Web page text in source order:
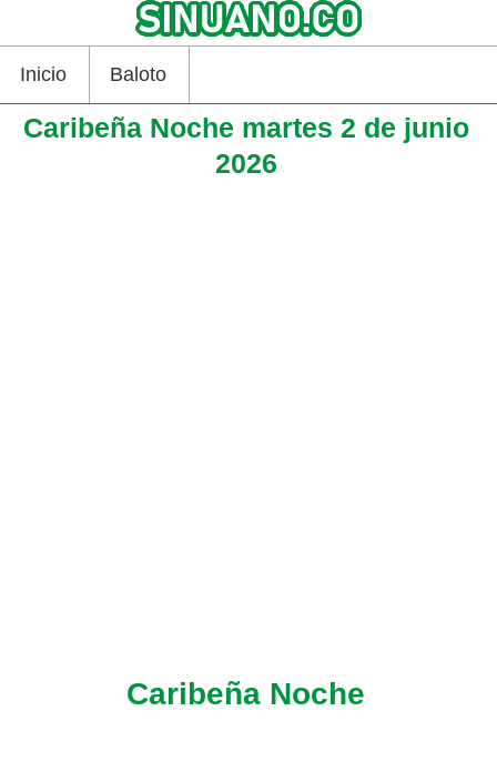
Inicio Baloto
Caribeña Noche martes 2 de junio
2026
Caribeña Noche